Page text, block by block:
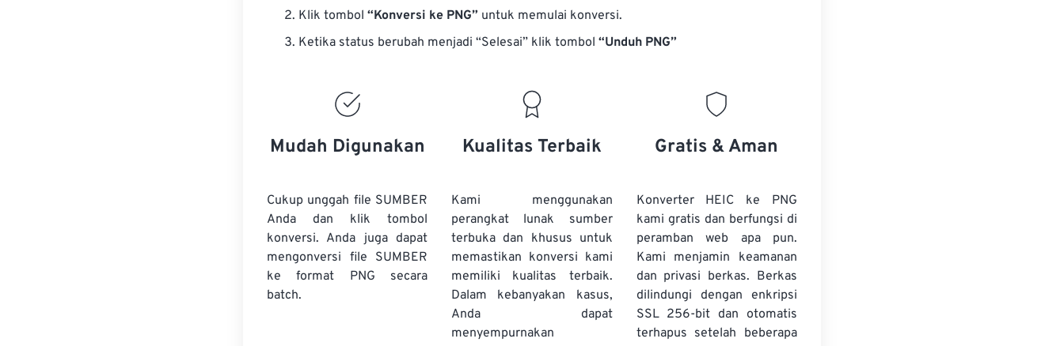
Klik tombol “Konversi ke PNG” untuk memulai konversi.
Ketika status berubah menjadi “Selesai” klik tombol “Unduh PNG”
Mudah Digunakan
Cukup unggah file SUMBER
Anda dan klik tombol
konversi. Anda juga dapat
mengonversi file SUMBER
ke format PNG secara
batch.
Kualitas Terbaik
Kami menggunakan
perangkat lunak sumber
terbuka dan khusus untuk
memastikan konversi kami
memiliki kualitas terbaik.
Dalam kebanyakan kasus,
Anda dapat
menyempurnakan
Gratis & Aman
Konverter HEIC ke PNG
kami gratis dan berfungsi di
peramban web apa pun.
Kami menjamin keamanan
dan privasi berkas. Berkas
dilindungi dengan enkripsi
SSL 256-bit dan otomatis
terhapus setelah beberapa